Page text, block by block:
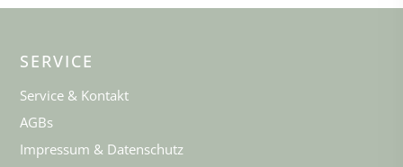
SERVICE
Service & Kontakt
AGBs
Impressum & Datenschutz